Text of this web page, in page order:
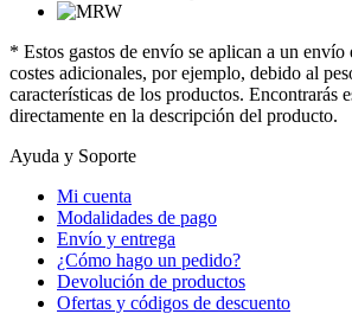
* Estos gastos de envío se aplican a un envío
costes adicionales, por ejemplo, debido al
características de los productos. Encontrarás
directamente en la descripción del producto.
Ayuda y Soporte
Mi cuenta
Modalidades de pago
Envío y entrega
¿Cómo hago un pedido?
Devolución de productos
Ofertas y códigos de descuento